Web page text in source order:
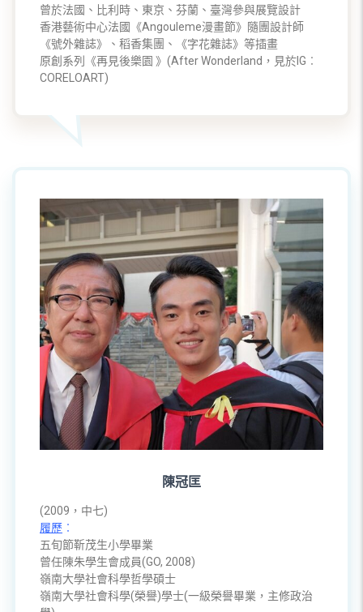
曾於法國、比利時、東京、芬蘭、臺灣參與展覽設計
香港藝術中心法國《Angouleme漫畫節》隨團設計師
《號外雜誌》、稻香集團、《字花雜誌》等插畫
原創系列《再見後樂園 》(After Wonderland，見於IG︰
CORELOART)
陳冠匡
(2009，中七)
履歷 ︰
五旬節靳茂生小學畢業
曾任陳朱學生會成員(GO, 2008)
嶺南大學社會科學哲學碩士
嶺南大學社會科學(榮譽)學士(一級榮譽畢業，主修政治